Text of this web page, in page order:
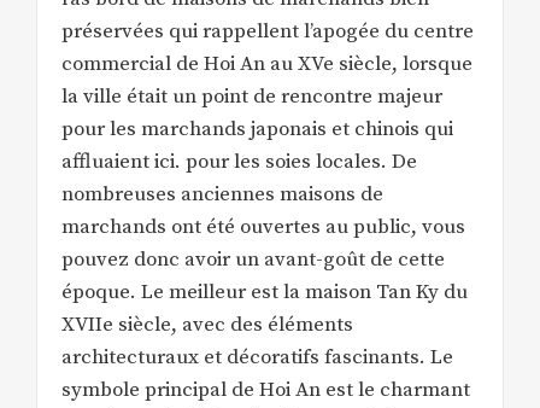
préservées qui rappellent l’apogée du centre
commercial de Hoi An au XVe siècle, lorsque
la ville était un point de rencontre majeur
pour les marchands japonais et chinois qui
affluaient ici. pour les soies locales. De
nombreuses anciennes maisons de
marchands ont été ouvertes au public, vous
pouvez donc avoir un avant-goût de cette
époque. Le meilleur est la maison Tan Ky du
XVIIe siècle, avec des éléments
architecturaux et décoratifs fascinants. Le
symbole principal de Hoi An est le charmant